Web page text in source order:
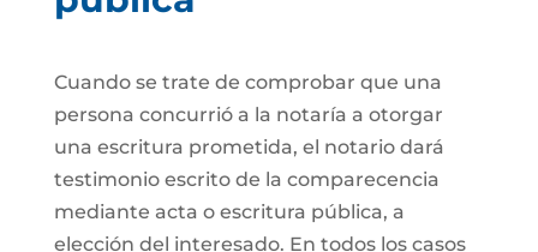
Cuando se trate de comprobar que una
persona concurrió a la notaría a otorgar
una escritura prometida, el notario dará
testimonio escrito de la comparecencia
mediante acta o escritura pública, a
elección del interesado. En todos los casos